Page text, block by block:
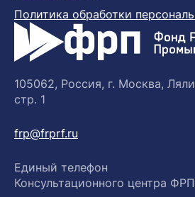
Политика обработки
105062, Россия, г. Москва,
стр. 1
frp@frprf.ru
Единый телефон
Консультационного центра